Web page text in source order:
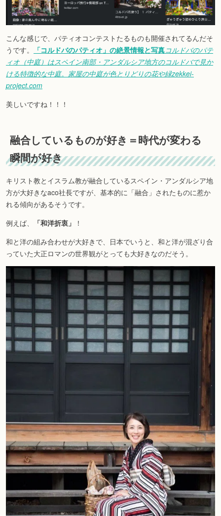
こんな感じで、パティオコンテストたるものも開催されてるんだそ
うです。
「コルドバのパティオ」の絶景情報と写真コルドバのパテ
ィオ（中庭）はスペイン南部・アンダルシア地方のコルドバで見か
ける特徴的な中庭。家屋の中庭が色とりどりの花や緑zekkei-
project.com
美しいですね！！！
融合しているものが好き＝時代が変わる
瞬間が好き
キリスト教とイスラム教が融合しているスペイン・アンダルシア地
方が大好きなaco社長ですが、基本的に「融合」されたものに惹か
れる傾向があるそうです。
例えば、
「和洋折衷」
！
和と洋の組み合わせが大好きで、日本でいうと、和と洋が混ざり合
っていた大正ロマンの世界観がとっても大好きなのだそう。